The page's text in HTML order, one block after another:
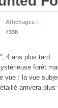
Affichages :
7338
4 ans plus tard...
forêt
vue : la vue
arrivera plus